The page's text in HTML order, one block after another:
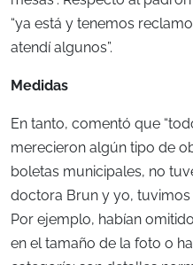
“ya está y tenemos
atendí algunos”.
Medidas
En tanto, comentó que
merecieron algún tipo de
boletas municipales, no
doctora Brun y yo,
Por ejemplo, habían
en el tamaño de la foto o